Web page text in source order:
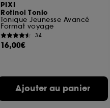
PIXI
Retinol Tonic
Tonique Jeunesse Avancé
Format voyage
34
16,00€
Ajouter au panier